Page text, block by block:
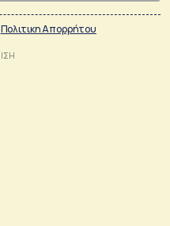
Πολιτικη Απορρήτου